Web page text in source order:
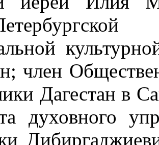
член
Дагестан в
духовного